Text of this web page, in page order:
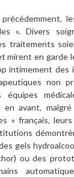
précédemment,
». Divers
traitements
mirent en garde
intimement des
non
avant, malgré
» français,
gels
ou des